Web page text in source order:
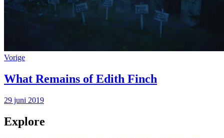
Vorige
What Remains of Edith Finch
29 juni 2019
Explore